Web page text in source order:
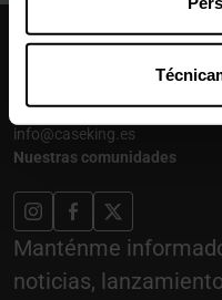
Caseking España
De lunes a viernes, de 10:00
info@caseking.es
Nuestras comunidades
Manténme
noticias,